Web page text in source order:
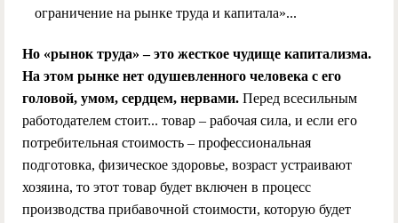
ограничение на рынке труда и капитала»...
Но «рынок труда» – это жесткое чудище капитализма.
На этом рынке нет одушевленного человека с его
головой, умом, сердцем, нервами. Перед всесильным
работодателем стоит... товар – рабочая сила, и если его
потребительная стоимость – профессиональная
подготовка, физическое здоровье, возраст устраивают
хозяина, то этот товар будет включен в процесс
производства прибавочной стоимости, которую будет